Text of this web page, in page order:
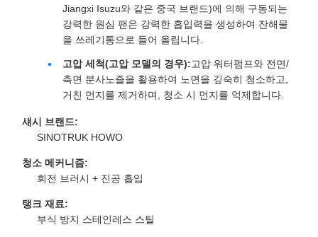
Jiangxi Isuzu와 같은 중국 브랜드)에 의해 구동되는
강력한 원심 팬은 강력한 흡입력을 생성하여 잔해물
을 쓰레기통으로 들어 올립니다.
고압 세척(고압 모델의 경우):고압 워터펌프와 전면/
측면 분사노즐을 활용하여 노면을 깊숙히 청소하고,
거친 먼지를 제거하며, 청소 시 먼지를 억제합니다.
섀시 브랜드:
SINOTRUK HOWO
청소 메커니즘:
회전 브러시 + 진공 흡입
탱크 재료:
부식 방지 스테인레스 스틸